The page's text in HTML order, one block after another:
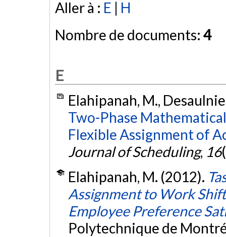
Aller à : E | H
Nombre de documents: 4
E
Elahipanah, M.,
Two-Phase
Flexible Assignment of
Journal of Scheduling, 16
Elahipanah, M. (2012).
Assignment to Work
Employee Preference
Polytechnique de